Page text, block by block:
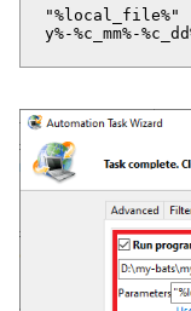
"%local_file%"
y%-%c_mm%-